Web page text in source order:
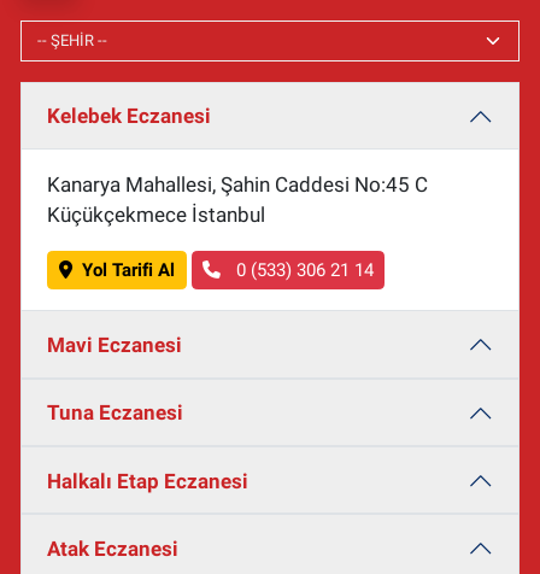
Kelebek Eczanesi
Kanarya Mahallesi, Şahin Caddesi No:45 C
Küçükçekmece İstanbul
Yol Tarifi Al 0 (533) 306 21 14
Mavi Eczanesi
Tuna Eczanesi
Halkalı Etap Eczanesi
Atak Eczanesi